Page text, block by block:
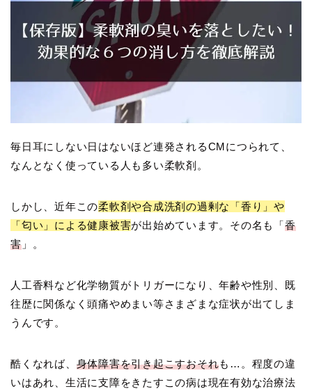
毎日耳にしない日はないほど連発されるCMにつられて、
なんとなく使っている人も多い柔軟剤。
しかし、近年この柔軟剤や合成洗剤の過剰な「香り」や
「匂い」による健康被害が出始めています。その名も「香
害」。
人工香料など化学物質がトリガーになり、年齢や性別、既
往歴に関係なく頭痛やめまい等さまざまな症状が出てしま
うんです。
酷くなれば、 身体障害を引き起こすおそれも…。程度の違
いはあれ、生活に支障をきたすこの病は現在有効な治療法